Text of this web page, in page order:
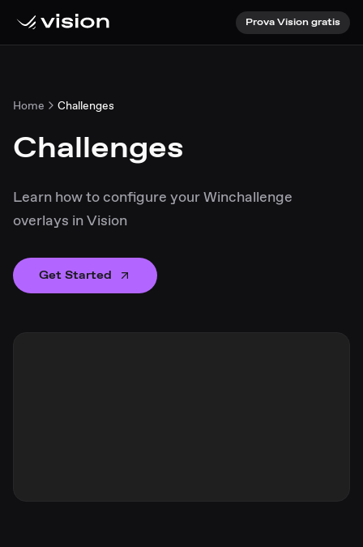
Prova Vision gratis
Home Challenges
Challenges
Learn how to configure your Winchallenge
overlays in Vision
Get Started